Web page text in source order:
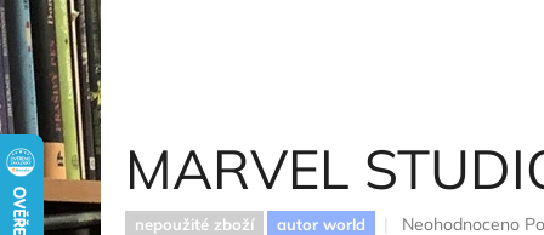
MARVEL
nepoužité zboží autor world
Průměrné
Neohodnoceno